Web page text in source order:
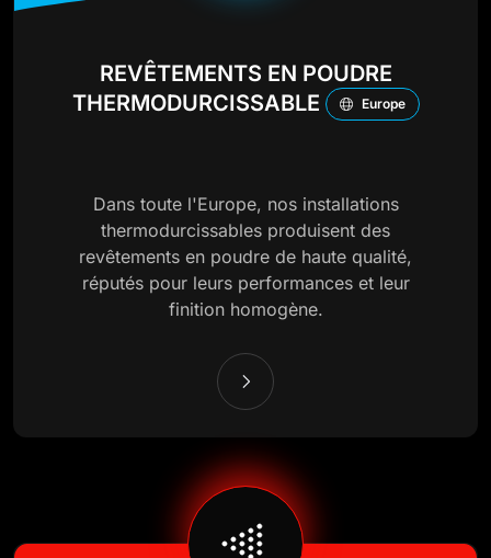
REVÊTEMENTS EN POUDRE
THERMODURCISSABLE
Europe
Dans toute l'Europe, nos installations
thermodurcissables produisent des
revêtements en poudre de haute qualité,
réputés pour leurs performances et leur
finition homogène.